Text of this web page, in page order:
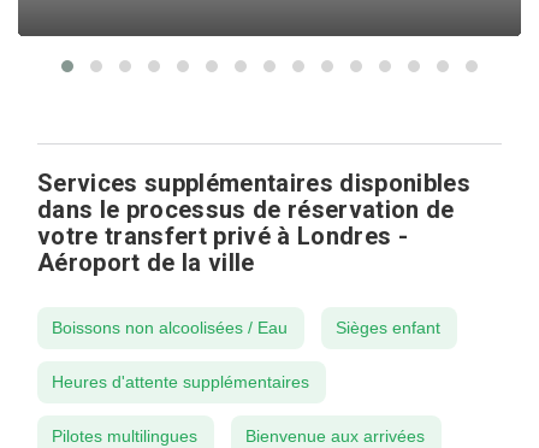
Services supplémentaires disponibles
dans le processus de réservation de
votre transfert privé à Londres -
Aéroport de la ville
Boissons non alcoolisées / Eau Sièges enfant
Heures d'attente supplémentaires
Pilotes multilingues Bienvenue aux arrivées